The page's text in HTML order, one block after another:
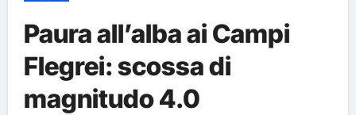
Paura all’alba ai Campi
Flegrei: scossa di
magnitudo 4.0